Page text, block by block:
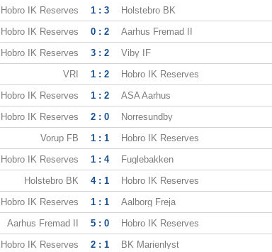
Hobro IK Reserves 1 : 3 Holstebro BK
Hobro IK Reserves 0 : 2 Aarhus Fremad II
Hobro IK Reserves 3 : 2 Viby IF
VRI 1 : 2 Hobro IK Reserves
Hobro IK Reserves 1 : 2 ASA Aarhus
Hobro IK Reserves 2 : 0 Norresundby
Vorup FB 1 : 1 Hobro IK Reserves
Hobro IK Reserves 1 : 4 Fuglebakken
Holstebro BK 4 : 1 Hobro IK Reserves
Hobro IK Reserves 1 : 1 Aalborg Freja
Aarhus Fremad II 5 : 0 Hobro IK Reserves
Hobro IK Reserves 2 : 1 BK Marienlyst